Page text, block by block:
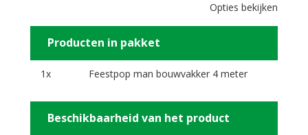
Opties bekijken
Producten in pakket
1x Feestpop man bouwvakker 4 meter
Beschikbaarheid van het product